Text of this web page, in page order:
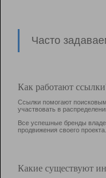
Часто
Как работают
Ссылки помогают
участвовать в
Все успешные бренды
продвижения своего проекта.
Какие существуют